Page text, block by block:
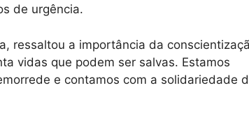
de urgência.
ressaltou a importância da
vidas que podem ser salvas. Estamos
e contamos com a solidariedade